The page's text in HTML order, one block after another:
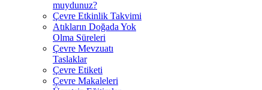
muydunuz?
Çevre Etkinlik Takvimi
Atıkların Doğada Yok
Olma Süreleri
Çevre Mevzuatı
Taslaklar
Çevre Etiketi
Çevre Makaleleri